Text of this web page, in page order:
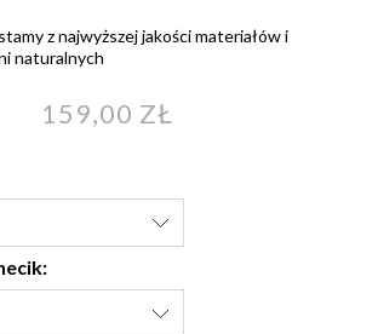
z najwyższej jakości materiałów i
naturalnych
159,00 ZŁ